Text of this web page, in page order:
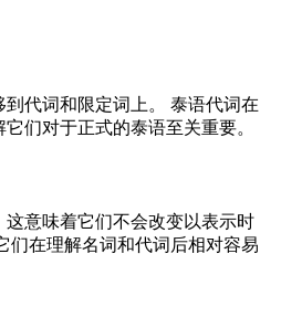
代词和限定词上。 泰语代词在
们对于正式的泰语至关重要。
意味着它们不会改变以表示时
们在理解名词和代词后相对容易